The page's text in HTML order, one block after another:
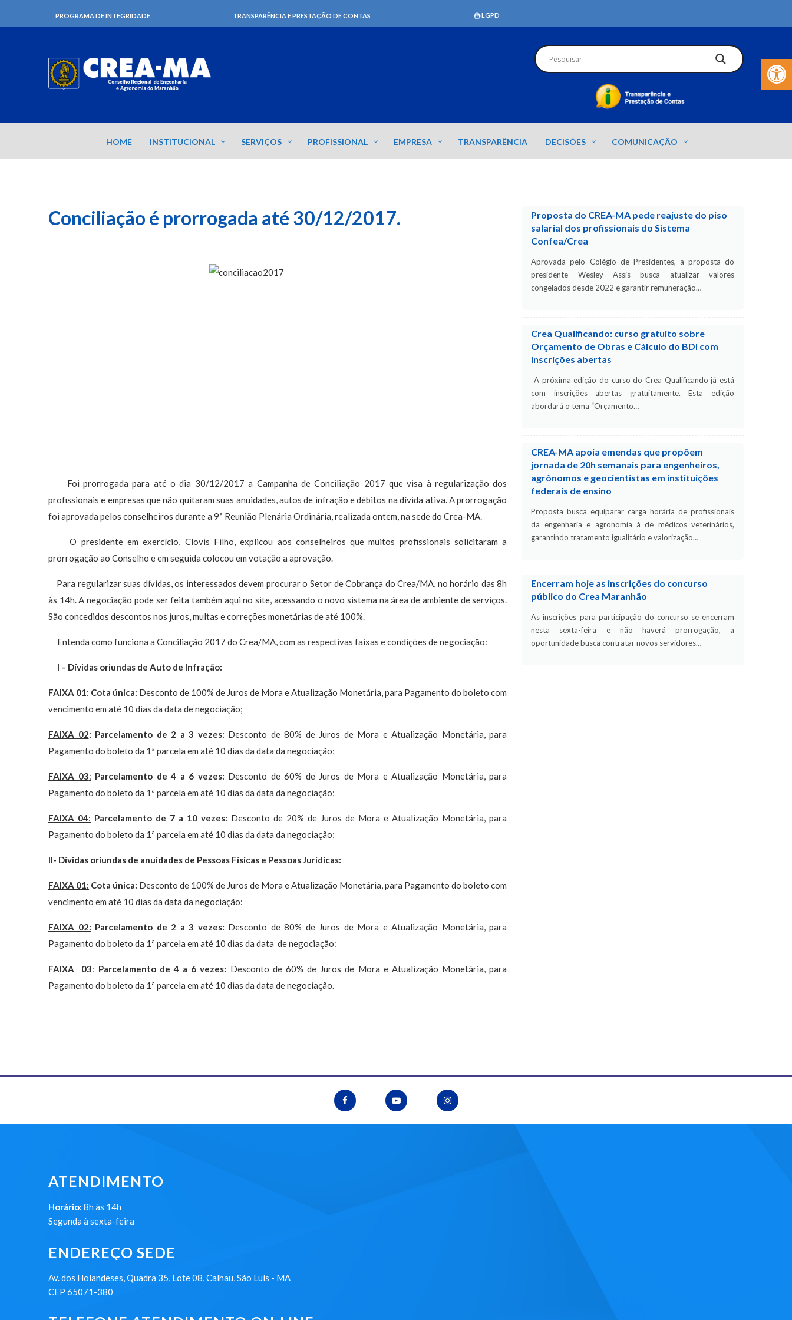
Barra de
PROGRAMA DE INTEGRIDADE TRANSPARÊNCIA E PRESTAÇÃO DE CONTAS LGPD
HOME INSTITUCIONAL SERVIÇOS PROFISSIONAL EMPRESA TRANSPARÊNCIA DECISÕES COMUNICAÇÃO
Conciliação é prorrogada até 30/12/2017.
Foi prorrogada para até o dia 30/12/2017 a Campanha de Conciliação 2017 que visa à regularização dos
profissionais e empresas que não quitaram suas anuidades, autos de infração e débitos na dívida ativa. A prorrogação
foi aprovada pelos conselheiros durante a 9ª Reunião Plenária Ordinária, realizada ontem, na sede do Crea-MA.
O presidente em exercício, Clovis Filho, explicou aos conselheiros que muitos profissionais solicitaram a
prorrogação ao Conselho e em seguida colocou em votação a aprovação.
Para regularizar suas dívidas, os interessados devem procurar o Setor de Cobrança do Crea/MA, no horário das 8h
às 14h. A negociação pode ser feita também aqui no site, acessando o novo sistema na área de ambiente de serviços.
São concedidos descontos nos juros, multas e correções monetárias de até 100%.
Entenda como funciona a Conciliação 2017 do Crea/MA, com as respectivas faixas e condições de negociação:
I – Dívidas oriundas de Auto de Infração:
FAIXA 01: Cota única: Desconto de 100% de Juros de Mora e Atualização Monetária, para Pagamento do boleto com
vencimento em até 10 dias da data de negociação;
FAIXA 02: Parcelamento de 2 a 3 vezes: Desconto de 80% de Juros de Mora e Atualização Monetária, para
Pagamento do boleto da 1ª parcela em até 10 dias da data da negociação;
FAIXA 03: Parcelamento de 4 a 6 vezes: Desconto de 60% de Juros de Mora e Atualização Monetária, para
Pagamento do boleto da 1ª parcela em até 10 dias da data da negociação;
FAIXA 04: Parcelamento de 7 a 10 vezes: Desconto de 20% de Juros de Mora e Atualização Monetária, para
Pagamento do boleto da 1ª parcela em até 10 dias da data da negociação;
II- Dívidas oriundas de anuidades de Pessoas Físicas e Pessoas Jurídicas:
FAIXA 01: Cota única: Desconto de 100% de Juros de Mora e Atualização Monetária, para Pagamento do boleto com
vencimento em até 10 dias da data da negociação:
FAIXA 02: Parcelamento de 2 a 3 vezes: Desconto de 80% de Juros de Mora e Atualização Monetária, para
Pagamento do boleto da 1ª parcela em até 10 dias da data de negociação:
FAIXA 03: Parcelamento de 4 a 6 vezes: Desconto de 60% de Juros de Mora e Atualização Monetária, para
Pagamento do boleto da 1ª parcela em até 10 dias da data de negociação.
Proposta do CREA-MA pede reajuste do piso
salarial dos profissionais do Sistema
Confea/Crea
Aprovada pelo Colégio de Presidentes, a proposta do
presidente Wesley Assis busca atualizar valores
congelados desde 2022 e garantir remuneração…
Crea Qualificando: curso gratuito sobre
Orçamento de Obras e Cálculo do BDI com
inscrições abertas
A próxima edição do curso do Crea Qualificando já está
com inscrições abertas gratuitamente. Esta edição
abordará o tema “Orçamento…
CREA-MA apoia emendas que propõem
jornada de 20h semanais para engenheiros,
agrônomos e geocientistas em instituições
federais de ensino
Proposta busca equiparar carga horária de profissionais
da engenharia e agronomia à de médicos veterinários,
garantindo tratamento igualitário e valorização…
Encerram hoje as inscrições do concurso
público do Crea Maranhão
As inscrições para participação do concurso se encerram
nesta sexta-feira e não haverá prorrogação, a
oportunidade busca contratar novos servidores…
ATENDIMENTO
Horário: 8h às 14h
Segunda à sexta-feira
ENDEREÇO SEDE
Av. dos Holandeses, Quadra 35, Lote 08, Calhau, São Luís - MA
CEP 65071-380